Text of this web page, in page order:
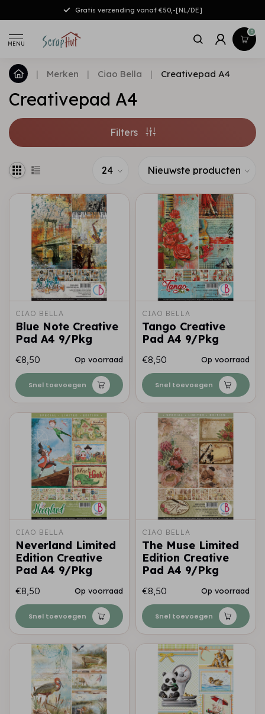
Gratis verzending vanaf €50,-[NL/DE]
MENU
0
| Merken | Ciao Bella | Creativepad A4
Creativepad A4
Filters
CIAO BELLA
Blue Note Creative
Pad A4 9/Pkg
€8,50 Op voorraad
Snel toevoegen
CIAO BELLA
Tango Creative
Pad A4 9/Pkg
€8,50 Op voorraad
Snel toevoegen
CIAO BELLA
Neverland Limited
Edition Creative
Pad A4 9/Pkg
€8,50 Op voorraad
Snel toevoegen
CIAO BELLA
The Muse Limited
Edition Creative
Pad A4 9/Pkg
€8,50 Op voorraad
Snel toevoegen